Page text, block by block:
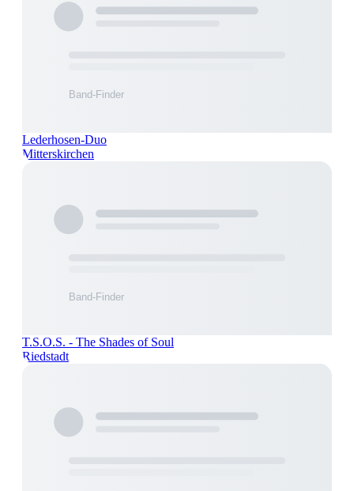
Lederhosen-Duo
Mitterskirchen
T.S.O.S. - The Shades of Soul
Riedstadt